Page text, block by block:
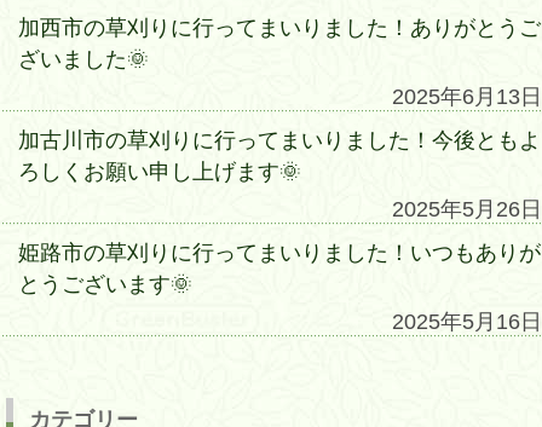
加西市の草刈りに行ってまいりました！ありがとうご
ざいました🌞
2025年6月13日
加古川市の草刈りに行ってまいりました！今後ともよ
ろしくお願い申し上げます🌞
2025年5月26日
姫路市の草刈りに行ってまいりました！いつもありが
とうございます🌞
2025年5月16日
カテゴリー